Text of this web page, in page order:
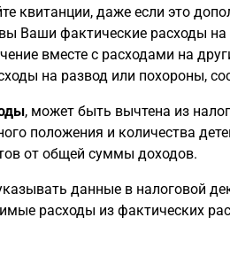
квитанции, даже если это
Ваши фактические расходы на
вместе с расходами на
на развод или похороны,
, может быть вычтена из
положения и количества
от общей суммы доходов.
данные в налоговой
расходы из фактических